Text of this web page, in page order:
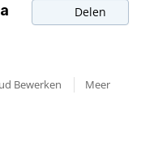
Delen
Bewerken
Meer